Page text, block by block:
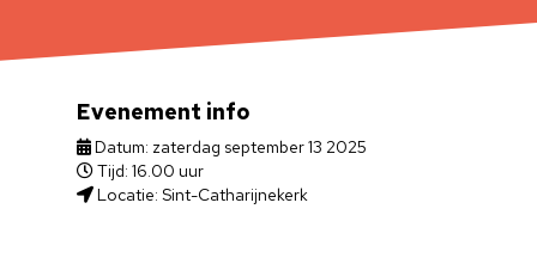
Evenement info
Datum: zaterdag september 13 2025
Tijd: 16.00 uur
Locatie: Sint-Catharijnekerk